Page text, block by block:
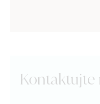
Kontaktujte